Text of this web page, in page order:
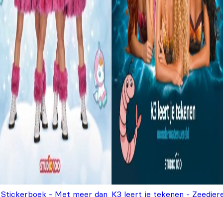
- Met meer dan K3 leert je tekenen -